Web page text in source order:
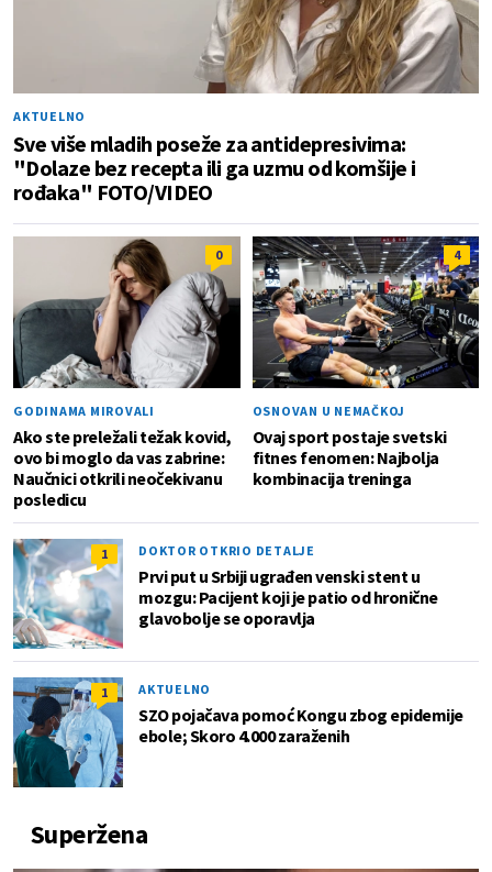
AKTUELNO
Sve više mladih poseže za antidepresivima:
"Dolaze bez recepta ili ga uzmu od komšije i
rođaka" FOTO/VIDEO
0
GODINAMA MIROVALI
Ako ste preležali težak kovid,
ovo bi moglo da vas zabrine:
Naučnici otkrili neočekivanu
posledicu
4
OSNOVAN U NEMAČKOJ
Ovaj sport postaje svetski
fitnes fenomen: Najbolja
kombinacija treninga
1 DOKTOR OTKRIO DETALJE
Prvi put u Srbiji ugrađen venski stent u
mozgu: Pacijent koji je patio od hronične
glavobolje se oporavlja
1 AKTUELNO
SZO pojačava pomoć Kongu zbog epidemije
ebole; Skoro 4.000 zaraženih
Superžena